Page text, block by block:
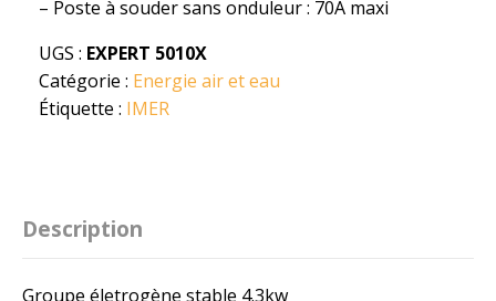
– Poste à souder sans onduleur : 70A maxi
UGS : EXPERT 5010X
Catégorie : Energie air et eau
Étiquette : IMER
Description
Groupe életrogène stable 4.3kw